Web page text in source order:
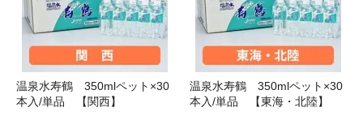
温泉水寿鶴 350mlペット×30
本入/単品 【関西】
温泉水寿鶴 350mlペット×30
本入/単品 【東海・北陸】